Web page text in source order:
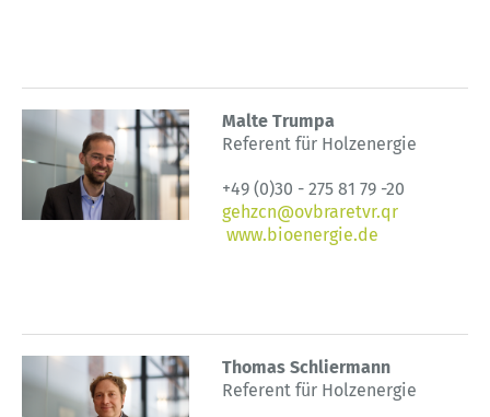
Malte Trumpa
Referent für Holzenergie
+49 (0)30 - 275 81 79 -20
gehzcn@ovbraretvr.qr
www.bioenergie.de
Thomas Schliermann
Referent für Holzenergie